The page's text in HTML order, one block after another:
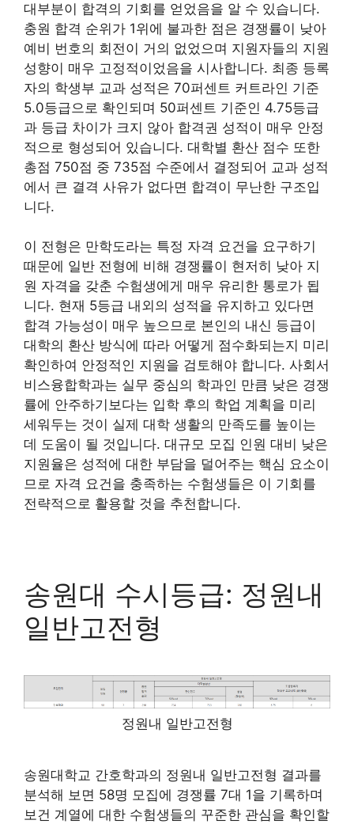
대부분이 합격의 기회를 얻었음을 알 수 있습니다.
충원 합격 순위가 1위에 불과한 점은 경쟁률이 낮아
예비 번호의 회전이 거의 없었으며 지원자들의 지원
성향이 매우 고정적이었음을 시사합니다. 최종 등록
자의 학생부 교과 성적은 70퍼센트 커트라인 기준
5.0등급으로 확인되며 50퍼센트 기준인 4.75등급
과 등급 차이가 크지 않아 합격권 성적이 매우 안정
적으로 형성되어 있습니다. 대학별 환산 점수 또한
총점 750점 중 735점 수준에서 결정되어 교과 성적
에서 큰 결격 사유가 없다면 합격이 무난한 구조입
니다.
이 전형은 만학도라는 특정 자격 요건을 요구하기
때문에 일반 전형에 비해 경쟁률이 현저히 낮아 지
원 자격을 갖춘 수험생에게 매우 유리한 통로가 됩
니다. 현재 5등급 내외의 성적을 유지하고 있다면
합격 가능성이 매우 높으므로 본인의 내신 등급이
대학의 환산 방식에 따라 어떻게 점수화되는지 미리
확인하여 안정적인 지원을 검토해야 합니다. 사회서
비스융합학과는 실무 중심의 학과인 만큼 낮은 경쟁
률에 안주하기보다는 입학 후의 학업 계획을 미리
세워두는 것이 실제 대학 생활의 만족도를 높이는
데 도움이 될 것입니다. 대규모 모집 인원 대비 낮은
지원율은 성적에 대한 부담을 덜어주는 핵심 요소이
므로 자격 요건을 충족하는 수험생들은 이 기회를
전략적으로 활용할 것을 추천합니다.
송원대 수시등급: 정원내
일반고전형
정원내 일반고전형
송원대학교 간호학과의 정원내 일반고전형 결과를
분석해 보면 58명 모집에 경쟁률 7대 1을 기록하며
보건 계열에 대한 수험생들의 꾸준한 관심을 확인할